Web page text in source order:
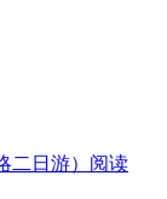
日游） 阅读